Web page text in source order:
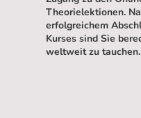
Theorielektionen.
erfolgreichem
Kurses sind Sie
weltweit zu tauchen.